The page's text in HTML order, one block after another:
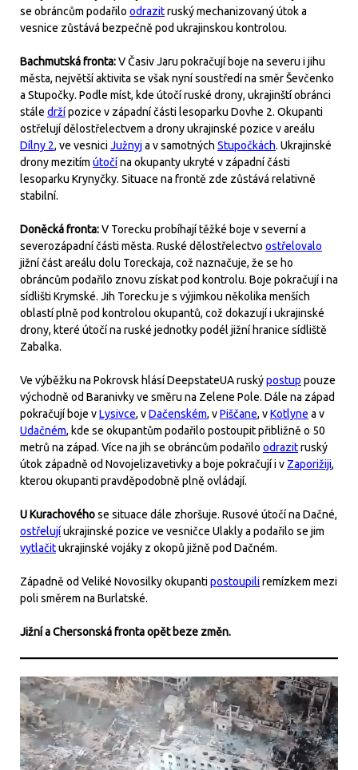
se obráncům podařilo odrazitruský mechanizovaný útok a
vesnice zůstává bezpečně pod ukrajinskou kontrolou.
Bachmutská fronta:V Časiv Jaru pokračují boje na severu i jihu
města, největší aktivita se však nyní soustředí na směr Ševčenko
a Stupočky. Podle míst, kde útočí ruské drony, ukrajinští obránci
stále držípozice v západní části lesoparku Dovhe 2. Okupanti
ostřelují dělostřelectvem a drony ukrajinské pozice v areálu
Dílny 2, ve vesniciJužnyja v samotných Stupočkách. Ukrajinské
drony mezitím útočína okupanty ukryté v západní části
lesoparku Krynyčky. Situace na frontě zde zůstává relativně
stabilní.
Doněcká fronta:V Torecku probíhají těžké boje v severní a
severozápadní části města. Ruské dělostřelectvo ostřelovalo
jižní část areálu dolu Toreckaja, což naznačuje, že se ho
obráncům podařilo znovu získat pod kontrolu. Boje pokračují i na
sídlišti Krymské. Jih Torecku je s výjimkou několika menších
oblastí plně pod kontrolou okupantů, což dokazují i ukrajinské
drony, které útočí na ruské jednotky podél jižní hranice sídliště
Zabalka.
Ve výběžku na Pokrovsk hlásí DeepstateUA ruskýpostup pouze
východně od Baranivky ve směru na Zelene Pole. Dále na západ
pokračují boje vLysivce, vDačenském, vPiščane, vKotlyne a v
Udačném, kde se okupantům podařilo postoupit přibližně o 50
metrů na západ. Více na jih se obráncům podařilo odrazitruský
útok západně od Novojelizavetivky a boje pokračují i v Zaporižiji,
kterou okupanti pravděpodobně plně ovládají.
U Kurachovéhose situace dále zhoršuje. Rusové útočí na Dačné,
ostřelujíukrajinské pozice ve vesničce Ulakly a podařilo se jim
vytlačitukrajinské vojáky z okopů jižně pod Dačném.
Západně od Veliké Novosilky okupantipostoupiliremízkem mezi
poli směrem na Burlatské.
Jižní a Chersonská fronta opět beze změn.